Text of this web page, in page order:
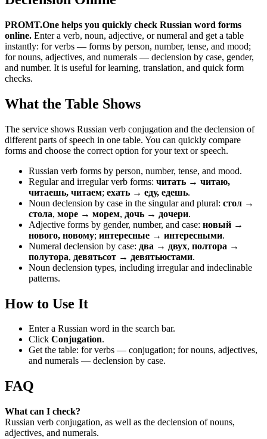
PROMT.One helps you quickly check Russian word forms
online. Enter a verb, noun, adjective, or numeral and get a table
instantly: for verbs — forms by person, number, tense, and mood;
for nouns, adjectives, and numerals — declension by case, gender,
and number. It is useful for learning, translation, and quick form
checks.
What the Table Shows
The service shows Russian verb conjugation and the declension of
different parts of speech in one table. You can quickly compare
forms and choose the correct option for your text or speech.
Russian verb forms by person, number, tense, and mood.
Regular and irregular verb forms: читать → читаю,
читаешь, читаем; ехать → еду, едешь.
Noun declension by case in the singular and plural: стол →
стола, море → морем, дочь → дочери.
Adjective forms by gender, number, and case: новый →
нового, новому; интересные → интересными.
Numeral declension by case: два → двух, полтора →
полутора, девятьсот → девятьюстами.
Noun declension types, including irregular and indeclinable
patterns.
How to Use It
Enter a Russian word in the search bar.
Click Conjugation.
Get the table: for verbs — conjugation; for nouns, adjectives,
and numerals — declension by case.
FAQ
What can I check?
Russian verb conjugation, as well as the declension of nouns,
adjectives, and numerals.